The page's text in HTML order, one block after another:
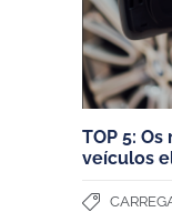
TOP 5:
veículos